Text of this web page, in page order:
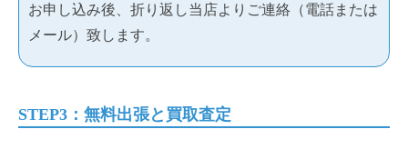
お申し込み後、折り返し当店よりご連絡（電話または
メール）致します。
STEP3：無料出張と買取査定